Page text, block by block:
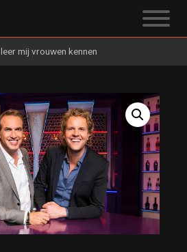
leer mij vrouwen kennen